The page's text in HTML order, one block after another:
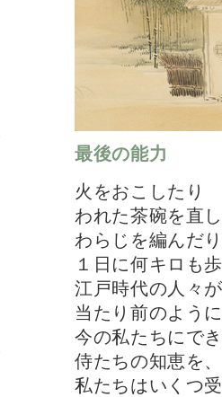
最後の能力
火をおこしたり
われた茶碗を直
わらじを編んだ
１日に何キロも
江戸時代の人々
当たり前のよう
今の私たちにで
侍たちの知恵を
私たちはいくつ